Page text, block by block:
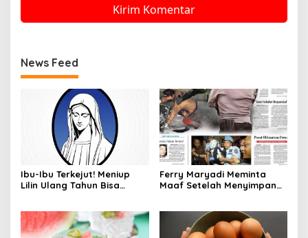
News Feed
Ibu-Ibu Terkejut! Meniup
Lilin Ulang Tahun Bisa
Ferry Maryadi Meminta
Maaf Setelah Menyimpan